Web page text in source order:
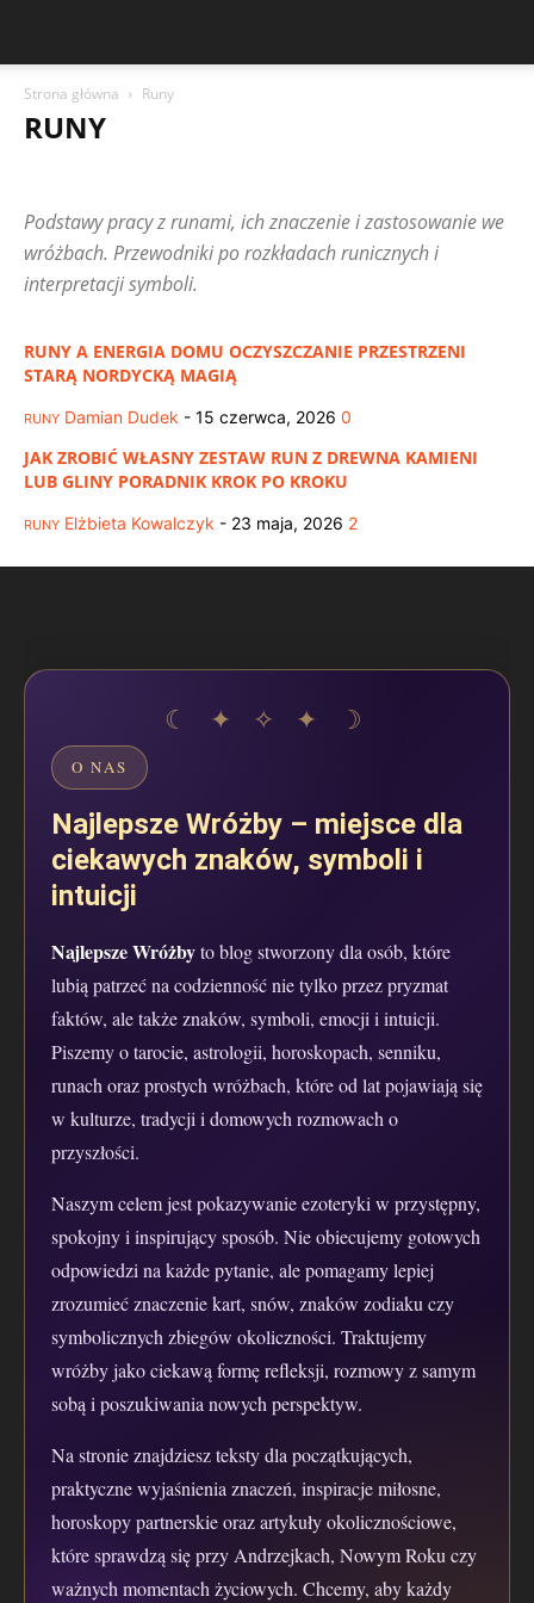
Strona główna Runy
RUNY
PORADNIKI DLA POCZĄTKUJĄCYCH
ROZKŁADY TAROTA
ROZWÓJ INTUICJI
RUNY RYTUAŁY I INTENCJE
SENNIK
WRÓŻBY OKOLICZNOŚCIOWE
Podstawy pracy z runami, ich znaczenie i zastosowanie we
wróżbach. Przewodniki po rozkładach runicznych i
interpretacji symboli.
RUNY A ENERGIA DOMU OCZYSZCZANIE PRZESTRZENI
STARĄ NORDYCKĄ MAGIĄ
RUNY Damian Dudek - 15 czerwca, 2026 0
JAK ZROBIĆ WŁASNY ZESTAW RUN Z DREWNA KAMIENI
LUB GLINY PORADNIK KROK PO KROKU
RUNY Elżbieta Kowalczyk - 23 maja, 2026 2
O NAS
Najlepsze Wróżby – miejsce dla
ciekawych znaków, symboli i
intuicji
Najlepsze Wróżbyto blog stworzony dla osób, które
lubią patrzeć na codzienność nie tylko przez pryzmat
faktów, ale także znaków, symboli, emocji i intuicji.
Piszemy o tarocie, astrologii, horoskopach, senniku,
runach oraz prostych wróżbach, które od lat pojawiają się
w kulturze, tradycji i domowych rozmowach o
przyszłości.
Naszym celem jest pokazywanie ezoteryki w przystępny,
spokojny i inspirujący sposób. Nie obiecujemy gotowych
odpowiedzi na każde pytanie, ale pomagamy lepiej
zrozumieć znaczenie kart, snów, znaków zodiaku czy
symbolicznych zbiegów okoliczności. Traktujemy
wróżby jako ciekawą formę refleksji, rozmowy z samym
sobą i poszukiwania nowych perspektyw.
Na stronie znajdziesz teksty dla początkujących,
praktyczne wyjaśnienia znaczeń, inspiracje miłosne,
horoskopy partnerskie oraz artykuły okolicznościowe,
które sprawdzą się przy Andrzejkach, Nowym Roku czy
ważnych momentach życiowych. Chcemy, aby każdy